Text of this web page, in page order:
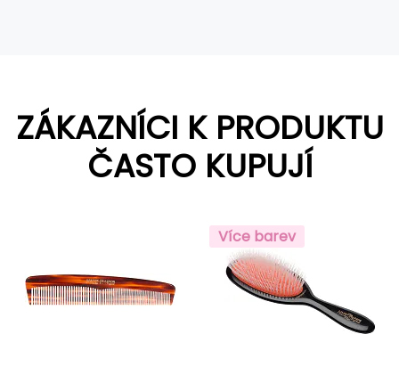
ZÁKAZNÍCI K PRODUKTU
ČASTO KUPUJÍ
Více barev